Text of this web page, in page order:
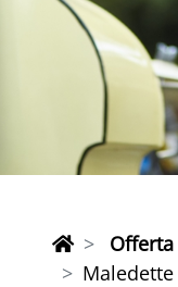
Offerta